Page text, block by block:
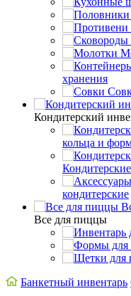
хранения
Кондитерский
кольца и
кондитерские
Все для пиццы
Банкетный инвентарь